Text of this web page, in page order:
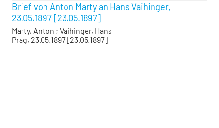
Brief von Anton Marty an Hans Vaihinger,
23.05.1897 [23.05.1897]
Marty, Anton ; Vaihinger, Hans
Prag, 23.05.1897 [23.05.1897]